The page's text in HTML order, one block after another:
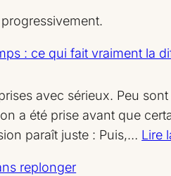
: ce qui fait vraiment la
avec sérieux. Peu
a été prise avant que
paraît juste : Puis,… Lire
replonger